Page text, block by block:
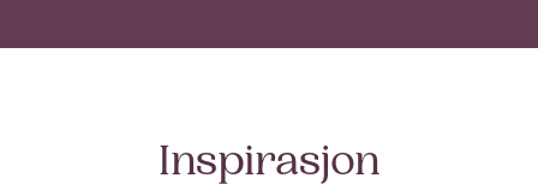
Inspirasjon